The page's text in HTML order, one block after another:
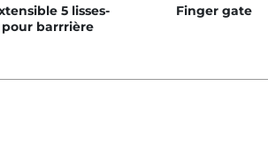
5 lisses-
pour barrrière
Finger gate